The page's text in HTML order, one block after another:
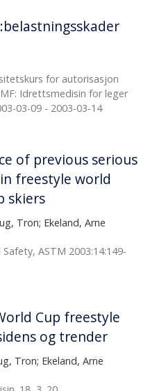
for autorisasjon
Idrettsmedisin for leger
03-09 - 2003-03-14
of previous serious
freestyle world
skiers
Tron; Ekeland, Arne
ASTM 2003:14:149-
Cup freestyle
og trender
Tron; Ekeland, Arne